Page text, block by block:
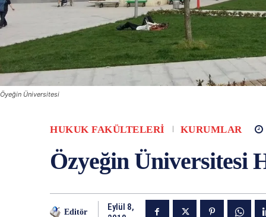
Öyeğin Üniversitesi
HUKUK FAKÜLTELERI KURUMLAR
Özyeğin Üniversitesi
Editör
Eylül 8,